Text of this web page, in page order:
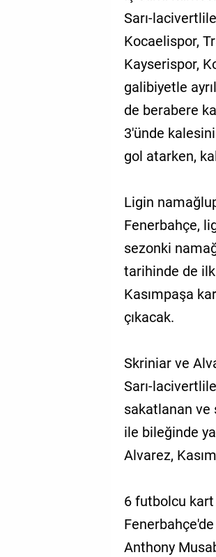
Sarı-
Kocaelispor,
Kayserispor,
galibiyetle
de berabere
3'ünde
gol atarken,
Ligin
Fenerbahçe,
sezonki
tarihinde de
Kasımpaşa
çıkacak.
Skriniar ve
Sarı-
sakatlanan ve
ile bileğinde
Alvarez,
6 futbolcu kart
Anthony